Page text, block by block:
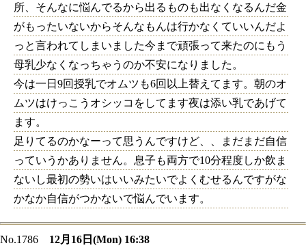
所、そんなに悩んでるから出るものも出なくなるんだ金
がもったいないからそんなもんは行かなくていいんだよ
っと言われてしまいました今まで頑張って来たのにもう
母乳少なくなっちゃうのか不安になりました。
今は一日9回授乳でオムツも6回以上替えてます。朝のオ
ムツはけっこうオシッコをしてます夜は添い乳であげて
ます。
足りてるのかなーって思うんですけど、、まだまだ自信
っていうかありません。息子も両方で10分程度しか飲ま
ないし最初の勢いはいいみたいでよくむせるんですがな
かなか自信がつかないで悩んでいます。
No.1786
12月16日(Mon) 16:38